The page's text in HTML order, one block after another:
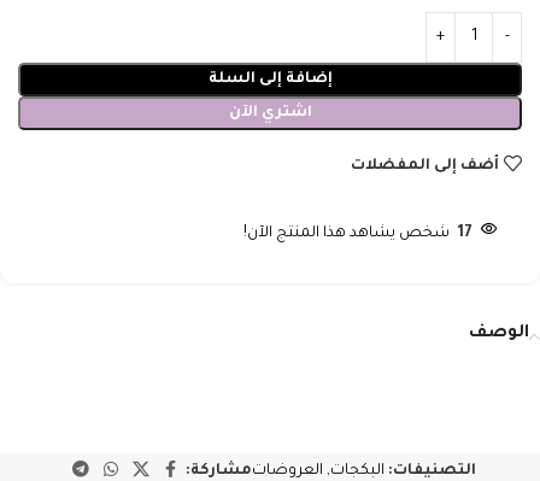
إضافة إلى السلة
اشتري الآن
أضف إلى المفضلات
17 شخص يشاهد هذا المنتج الآن!
الوصف
التصنيفات: البكجات, العروضاتمشاركة: